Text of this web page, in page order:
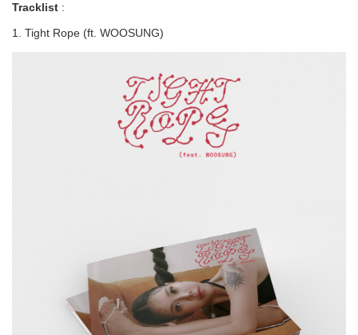
Tracklist :
1. Tight Rope (ft. WOOSUNG)